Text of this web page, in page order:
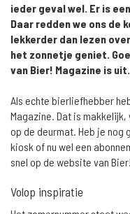
ieder geval wel. Er is
Daar redden we ons de
lekkerder dan lezen
het zonnetje geniet.
van Bier! Magazine is uit.
Als echte bierliefhebber
Magazine. Dat is
op de deurmat. Heb je nog
kiosk of nu wel een
snel op de website van
Volop inspiratie